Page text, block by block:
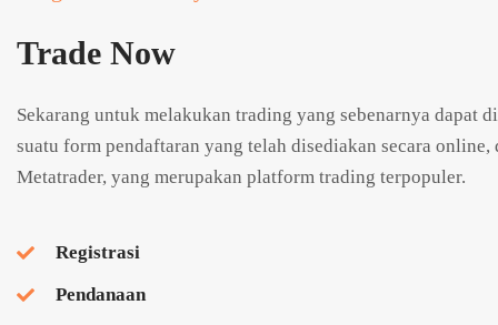
Trade Now
Sekarang untuk melakukan trading yang sebenarnya dapat
suatu form pendaftaran yang telah disediakan secara
Metatrader, yang merupakan platform trading terpopuler.
Registrasi
Pendanaan